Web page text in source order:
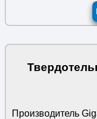
Производитель